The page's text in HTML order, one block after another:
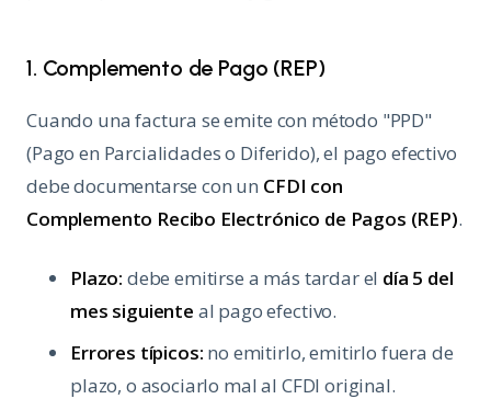
1. Complemento de Pago (REP)
Cuando una factura se emite con método "PPD"
(Pago en Parcialidades o Diferido), el pago efectivo
debe documentarse con un CFDI con
Complemento Recibo Electrónico de Pagos (REP).
Plazo: debe emitirse a más tardar el día 5 del
mes siguiente al pago efectivo.
Errores típicos: no emitirlo, emitirlo fuera de
plazo, o asociarlo mal al CFDI original.